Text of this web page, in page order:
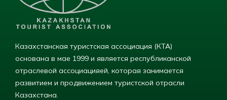
Казахстанская туристская ассоциация (КТА)
основана в мае 1999 и является республиканской
отраслевой ассоциацияей, которая занимается
развитием и продвижением туристской отрасли
Казахстана.